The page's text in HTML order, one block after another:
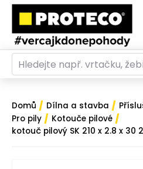
Domů / Dílna a stavba /
Pro pily / Kotouče pilové /
kotouč pilový SK 210 x 2.8 x 30